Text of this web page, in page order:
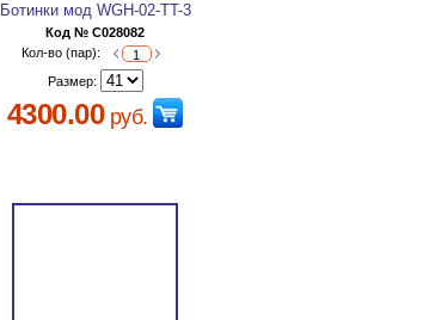
Ботинки мод WGH-02-TT-3
Код № C028082
Кол-во (пар):
Размер:
4300.00руб.